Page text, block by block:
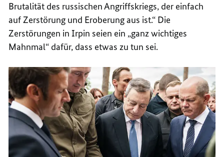
Brutalität des russischen Angriffskriegs, der einfach
auf Zerstörung und Eroberung aus ist.“ Die
Zerstörungen in Irpin seien ein „ganz wichtiges
Mahnmal“ dafür, dass etwas zu tun sei.